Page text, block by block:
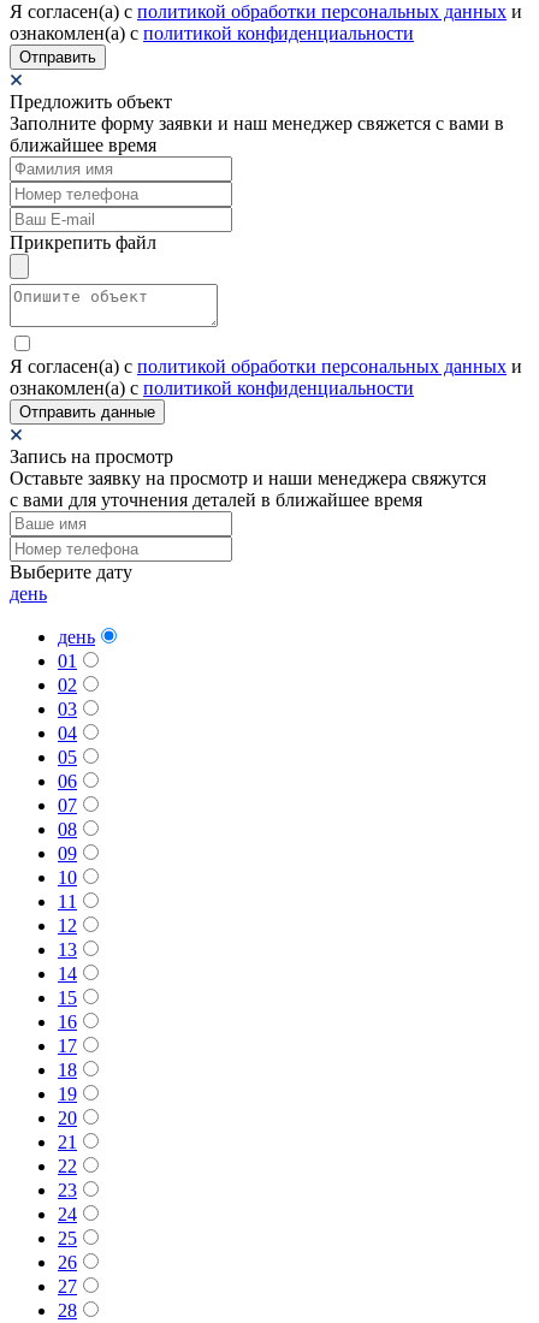
Я согласен(а) c политикой обработки персональных данных и
ознакомлен(а) с политикой конфиденциальности
Отправить
Предложить объект
Заполните форму заявки и наш менеджер свяжется с вами в
ближайшее время
Прикрепить файл
Я согласен(а) c политикой обработки персональных данных и
ознакомлен(а) с политикой конфиденциальности
Отправить данные
Запись на просмотр
Оставьте заявку на просмотр и наши менеджера свяжутся
с вами для уточнения деталей в ближайшее время
Выберите дату
день
день
01
02
03
04
05
06
07
08
09
10
11
12
13
14
15
16
17
18
19
20
21
22
23
24
25
26
27
28